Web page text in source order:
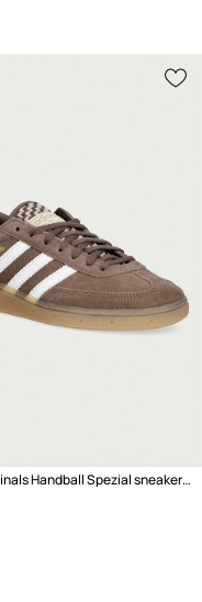
adidas Originals Handball Spezial sneakersy damskie zamszowe